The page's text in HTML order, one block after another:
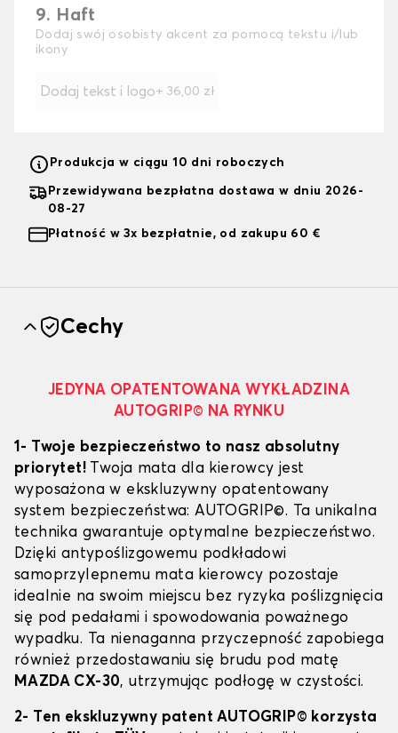
9. Haft
Dodaj swój osobisty akcent za pomocą tekstu i/lub
ikony
Dodaj tekst i logo+ 36,00 zł
Produkcja w ciągu 10 dni roboczych
Przewidywana bezpłatna dostawa w dniu 2026-
08-27
Płatność w 3x bezpłatnie, od zakupu 60 €
Cechy
JEDYNA OPATENTOWANA WYKŁADZINA
AUTOGRIP© NA RYNKU
1- Twoje bezpieczeństwo to nasz absolutny
priorytet! Twoja mata dla kierowcy jest
wyposażona w ekskluzywny opatentowany
system bezpieczeństwa: AUTOGRIP©. Ta unikalna
technika gwarantuje optymalne bezpieczeństwo.
Dzięki antypoślizgowemu podkładowi
samoprzylepnemu mata kierowcy pozostaje
idealnie na swoim miejscu bez ryzyka poślizgnięcia
się pod pedałami i spowodowania poważnego
wypadku. Ta nienaganna przyczepność zapobiega
również przedostawaniu się brudu pod matę
MAZDA CX-30, utrzymując podłogę w czystości.
2- Ten ekskluzywny patent AUTOGRIP© korzysta